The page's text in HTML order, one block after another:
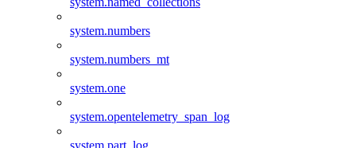
system.numbers
system.numbers_mt
system.one
system.opentelemetry_span_log
system.part_log